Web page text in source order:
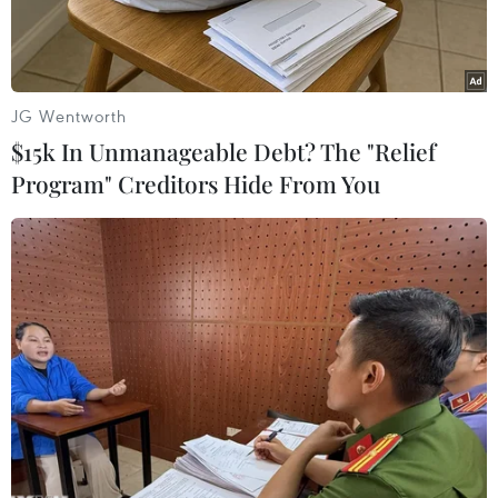
phê duyệt.
Bốn ngư dân Việt Nam bị chìm tàu và được cứu sống. (Ảnh: Hà
Ngọc/Vietnam+)
Ngày 8/4, tại trụ sở Đại sứ quán Việt Nam tại
Malaysia, Đại sứ Việt Nam tại Malaysia Trần
Việt Thái đã có buổi tiếp xúc và thăm hỏi 4 ngư
dân bị chìm tàu và trôi dạt vào vùng biển
JG Wentworth
$15k In Unmanageable Debt? The "Relief
Program" Creditors Hide From You